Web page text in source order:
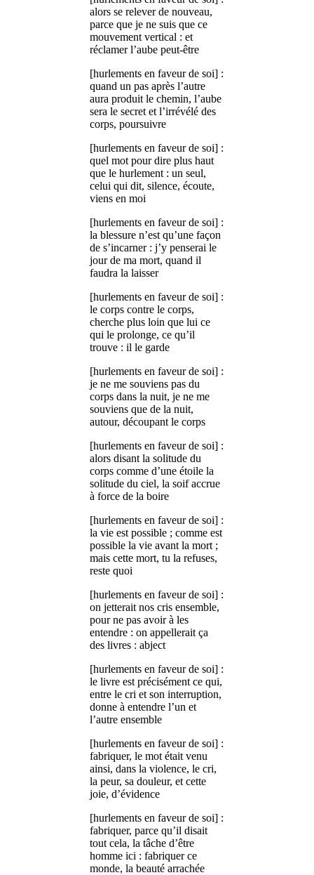
alors se relever de nouveau,
parce que je ne suis que ce
mouvement vertical : et
réclamer l’aube peut-être
[hurlements en faveur de soi] :
quand un pas après l’autre
aura produit le chemin, l’aube
sera le secret et l’irrévélé des
corps, poursuivre
[hurlements en faveur de soi] :
quel mot pour dire plus haut
que le hurlement : un seul,
celui qui dit, silence, écoute,
viens en moi
[hurlements en faveur de soi] :
la blessure n’est qu’une façon
de s’incarner : j’y penserai le
jour de ma mort, quand il
faudra la laisser
[hurlements en faveur de soi] :
le corps contre le corps,
cherche plus loin que lui ce
qui le prolonge, ce qu’il
trouve : il le garde
[hurlements en faveur de soi] :
je ne me souviens pas du
corps dans la nuit, je ne me
souviens que de la nuit,
autour, découpant le corps
[hurlements en faveur de soi] :
alors disant la solitude du
corps comme d’une étoile la
solitude du ciel, la soif accrue
à force de la boire
[hurlements en faveur de soi] :
la vie est possible ; comme est
possible la vie avant la mort ;
mais cette mort, tu la refuses,
reste quoi
[hurlements en faveur de soi] :
on jetterait nos cris ensemble,
pour ne pas avoir à les
entendre : on appellerait ça
des livres : abject
[hurlements en faveur de soi] :
le livre est précisément ce qui,
entre le cri et son interruption,
donne à entendre l’un et
l’autre ensemble
[hurlements en faveur de soi] :
fabriquer, le mot était venu
ainsi, dans la violence, le cri,
la peur, sa douleur, et cette
joie, d’évidence
[hurlements en faveur de soi] :
fabriquer, parce qu’il disait
tout cela, la tâche d’être
homme ici : fabriquer ce
monde, la beauté arrachée